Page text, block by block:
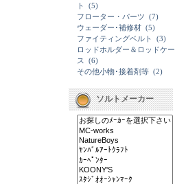
ト
(5)
フローター・パーツ (7)
ウェーダー･補修材 (5)
ファイティングベルト
(3)
ロッドホルダー＆ロッドケー
ス
(6)
その他小物･接着剤等 (2)
ソルトメーカー